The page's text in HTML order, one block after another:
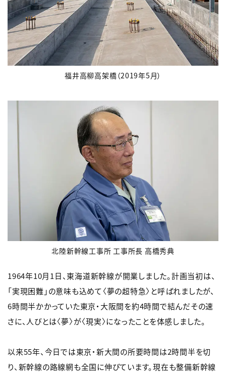
福井高柳高架橋（2019年5月）
北陸新幹線工事所 工事所長 高橋秀典
1964年10月1日、東海道新幹線が開業しました。計画当初は、
「実現困難」の意味も込めて〈夢の超特急〉と呼ばれましたが、
6時間半かかっていた東京・大阪間を約4時間で結んだその速
さに、人びとは〈夢〉が〈現実〉になったことを体感しました。
以来55年、今日では東京・新大間の所要時間は2時間半を切
り、新幹線の路線網も全国に伸びています。現在も整備新幹線